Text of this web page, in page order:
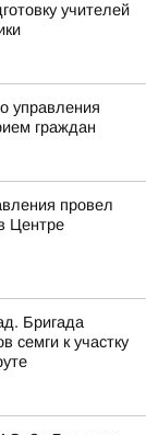
учителей
управления
граждан
провел
Центре
Бригада
семги к участку